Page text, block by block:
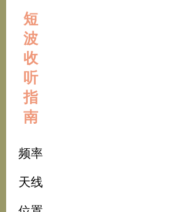
短
波
收
听
指
南
频率
天线